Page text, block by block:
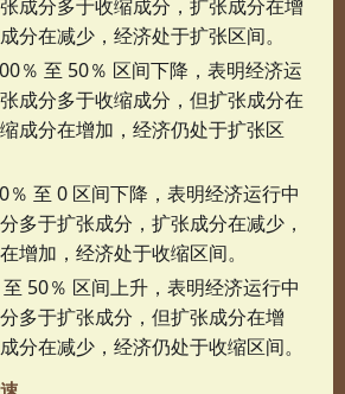
成分多于收缩成分，扩张成分在增
分在减少，经济处于扩张区间。
％ 至 50％ 区间下降，表明经济运
成分多于收缩成分，但扩张成分在
成分在增加，经济仍处于扩张区
％ 至 0 区间下降，表明经济运行中
多于扩张成分，扩张成分在减少，
增加，经济处于收缩区间。
50％ 区间上升，表明经济运行中
多于扩张成分，但扩张成分在增
分在减少，经济仍处于收缩区间。